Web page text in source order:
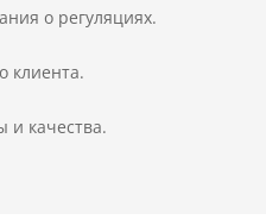
о регуляциях.
клиента.
и качества.